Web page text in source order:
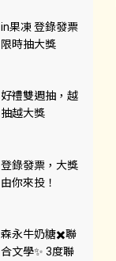
in果凍 登錄發票
限時抽大獎
好禮雙週抽，越
抽越大獎
登錄發票，大獎
由你來投！
森永牛奶糖✖️聯
合文學✨ 3度聯